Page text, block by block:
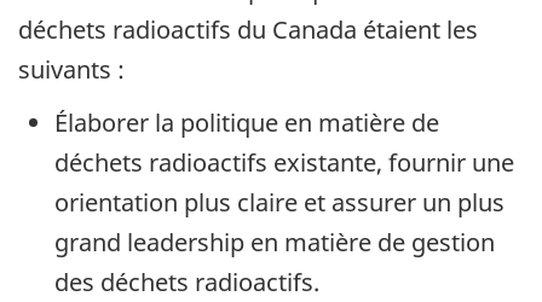
déchets radioactifs du Canada étaient les
suivants :
Élaborer la politique en matière de
déchets radioactifs existante, fournir une
orientation plus claire et assurer un plus
grand leadership en matière de gestion
des déchets radioactifs.